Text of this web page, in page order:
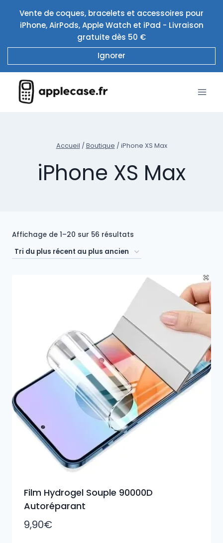
contenu
Vente de coques, bracelets et accessoires pour
iPhone, AirPods, Apple Watch et iPad - Livraison
gratuite dès 50 €
Ignorer
Accueil / Boutique / iPhone XS Max
iPhone XS Max
Affichage de 1–20 sur 56 résultats
du
récent
au
ancien
Film Hydrogel Souple 90000D
Autoréparant
9,90€